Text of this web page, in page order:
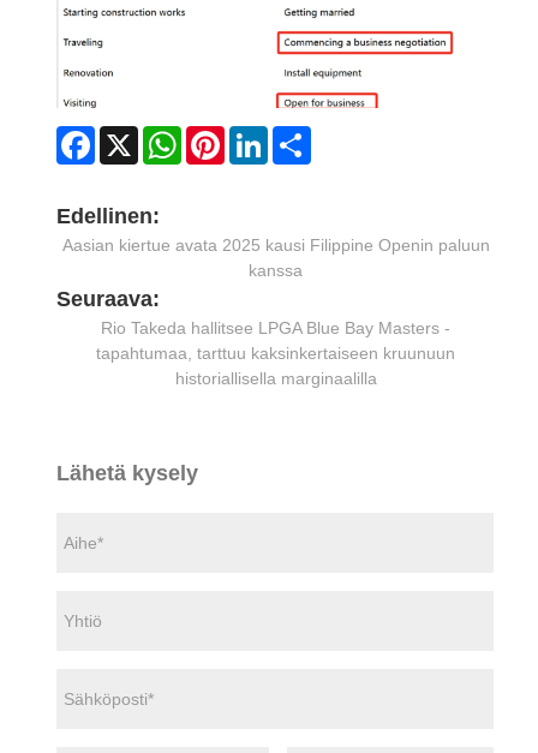
Facebook
X WhatsAppPinterestLinkedIn
Edellinen:
Aasian kiertue avata 2025 kausi Filippine Openin paluun
kanssa
Seuraava:
Rio Takeda hallitsee LPGA Blue Bay Masters -
tapahtumaa, tarttuu kaksinkertaiseen kruunuun
historiallisella marginaalilla
Lähetä kysely